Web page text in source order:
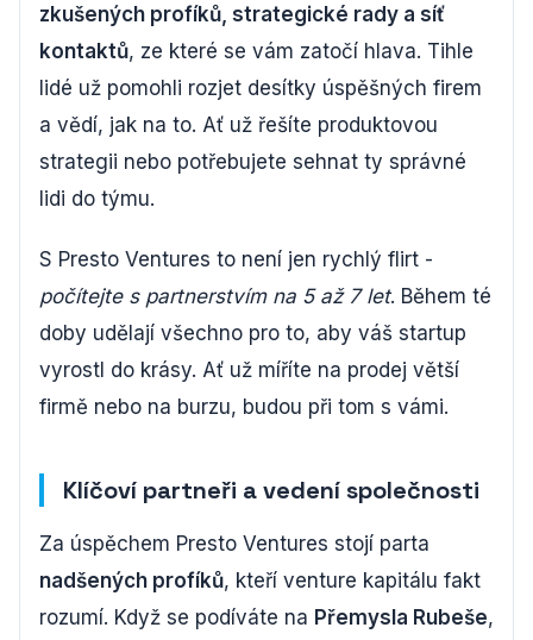
zkušených profíků, strategické rady a síť
kontaktů, ze které se vám zatočí hlava. Tihle
lidé už pomohli rozjet desítky úspěšných firem
a vědí, jak na to. Ať už řešíte produktovou
strategii nebo potřebujete sehnat ty správné
lidi do týmu.
S Presto Ventures to není jen rychlý flirt -
počítejte s partnerstvím na 5 až 7 let. Během té
doby udělají všechno pro to, aby váš startup
vyrostl do krásy. Ať už míříte na prodej větší
firmě nebo na burzu, budou při tom s vámi.
Klíčoví partneři a vedení společnosti
Za úspěchem Presto Ventures stojí parta
nadšených profíků, kteří venture kapitálu fakt
rozumí. Když se podíváte na Přemysla Rubeše,